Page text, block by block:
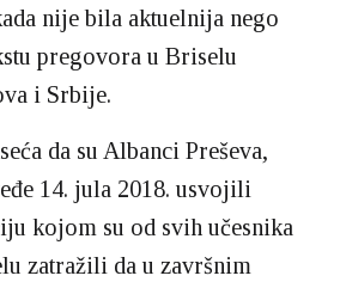
nije bila aktuelnija nego
pregovora u Briselu
i Srbije.
da su Albanci Preševa,
14. jula 2018. usvojili
kojom su od svih učesnika
zatražili da u završnim